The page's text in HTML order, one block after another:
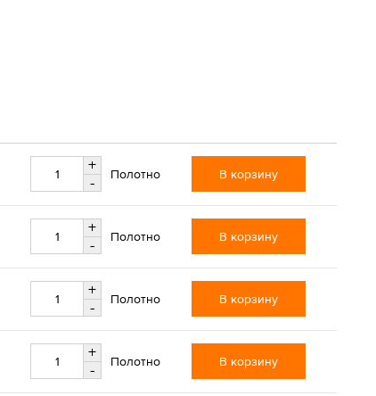
+
-
Полотно В корзину
+
-
Полотно В корзину
+
-
Полотно В корзину
+
-
Полотно В корзину